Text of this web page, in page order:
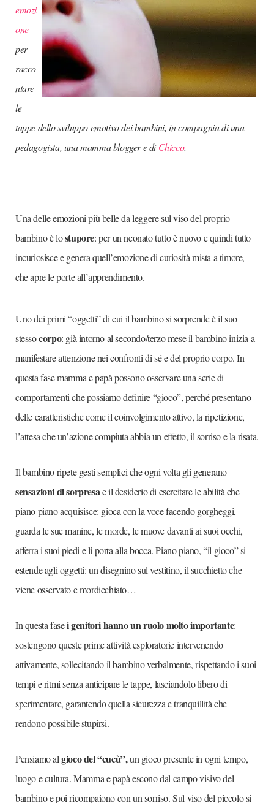
emozi
one
per
racco
ntare
le
tappe dello sviluppo emotivo dei bambini, in compagnia di una
pedagogista, una mamma blogger e diChicco.
Una delle emozioni più belle da leggere sul viso del proprio
bambino è lostupore: per un neonato tutto è nuovo e quindi tutto
incuriosisce e genera quell’emozione di curiosità mista a timore,
che apre le porte all’apprendimento.
Uno dei primi “oggetti” di cui il bambino si sorprende è il suo
stessocorpo: già intorno al secondo/terzo mese il bambino inizia a
manifestare attenzione nei confronti di sé e del proprio corpo. In
questa fase mamma e papà possono osservare una serie di
comportamenti che possiamo definire “gioco”, perché presentano
delle caratteristiche come il coinvolgimento attivo, la ripetizione,
l’attesa che un’azione compiuta abbia un effetto, il sorriso e la risata.
Il bambino ripete gesti semplici che ogni volta gli generano
sensazioni di sorpresae il desiderio di esercitare le abilità che
piano piano acquisisce: gioca con la voce facendo gorgheggi,
guarda le sue manine, le morde, le muove davanti ai suoi occhi,
afferra i suoi piedi e li porta alla bocca. Piano piano, “il gioco” si
estende agli oggetti: un disegnino sul vestitino, il succhietto che
viene osservato e mordicchiato…
In questa faseigenitori hanno un ruolo molto importante:
sostengono queste prime attività esploratorie intervenendo
attivamente, sollecitando il bambino verbalmente, rispettando i suoi
tempi e ritmi senza anticipare le tappe, lasciandolo libero di
sperimentare, garantendo quella sicurezza e tranquillità che
rendono possibile stupirsi.
Pensiamo algioco del “cucù”,un gioco presente in ogni tempo,
luogo e cultura. Mamma e papà escono dal campo visivo del
bambino e poi ricompaiono con un sorriso. Sul viso del piccolo si